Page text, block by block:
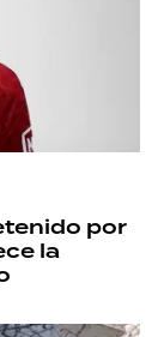
por
la